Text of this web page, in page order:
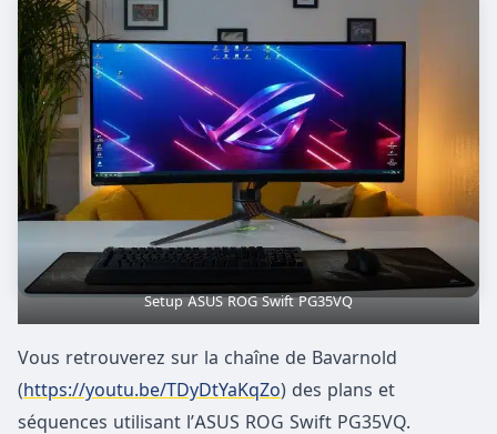
Setup ASUS ROG Swift PG35VQ
Vous retrouverez sur la chaîne de Bavarnold
(https://youtu.be/TDyDtYaKqZo) des plans et
séquences utilisant l’ASUS ROG Swift PG35VQ.